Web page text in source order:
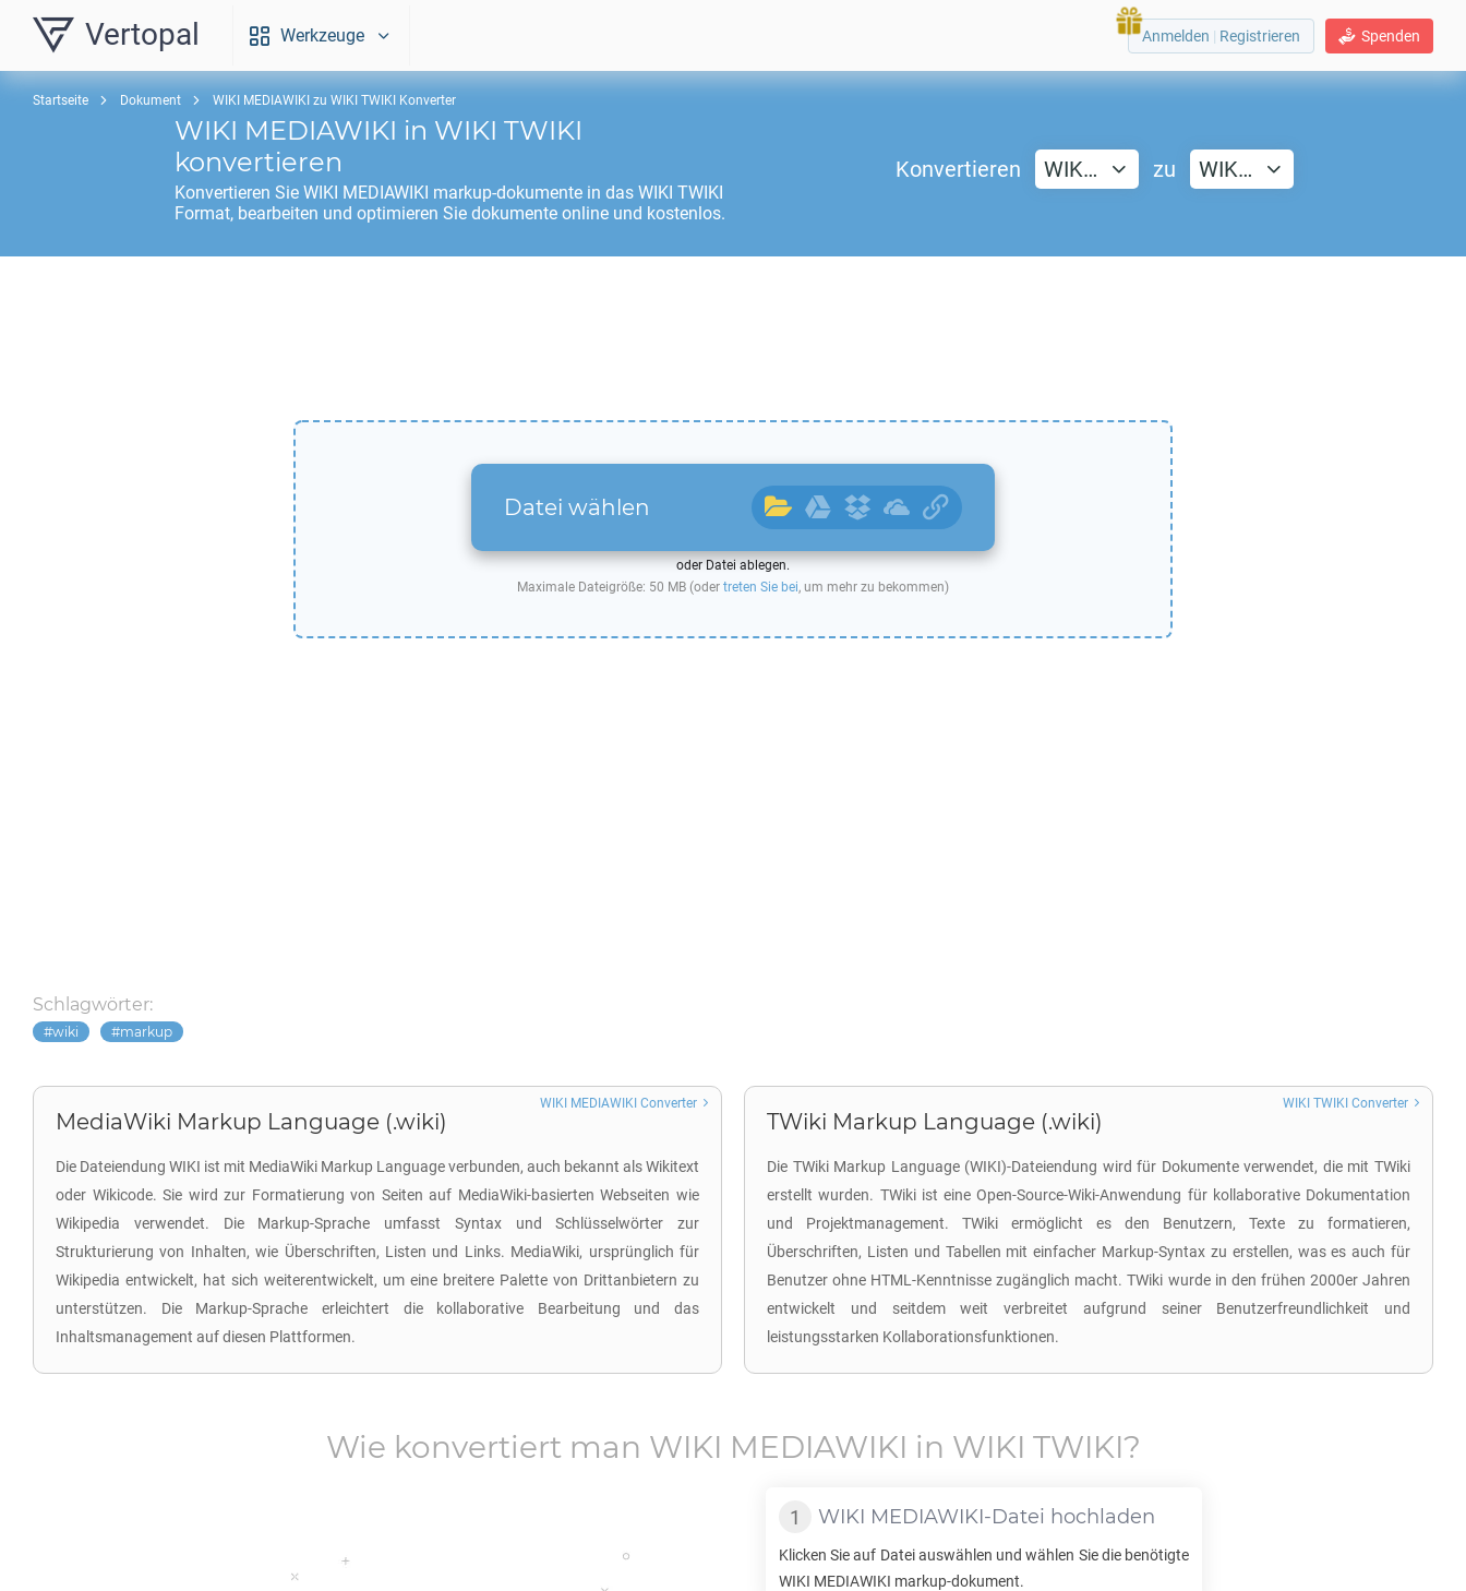
Vertopal Werkzeuge Spenden
Anmelden | Registrieren
Startseite Dokument WIKI MEDIAWIKI zu WIKI TWIKI Konverter
WIKI MEDIAWIKI in WIKI TWIKI
konvertieren
Konvertieren Sie WIKI MEDIAWIKI markup-dokumente in das WIKI TWIKI
Format, bearbeiten und optimieren Sie dokumente online und kostenlos.
Konvertieren WIK… zu WIK…
Datei wählen
oder Datei ablegen.
Maximale Dateigröße: 50 MB (oder treten Sie bei, um mehr zu bekommen)
Schlagwörter:
wiki markup
MediaWiki Markup Language (.wiki)
Die Dateiendung WIKI ist mit MediaWiki Markup Language verbunden, auch bekannt als Wikitext
oder Wikicode. Sie wird zur Formatierung von Seiten auf MediaWiki-basierten Webseiten wie
Wikipedia verwendet. Die Markup-Sprache umfasst Syntax und Schlüsselwörter zur
Strukturierung von Inhalten, wie Überschriften, Listen und Links. MediaWiki, ursprünglich für
Wikipedia entwickelt, hat sich weiterentwickelt, um eine breitere Palette von Drittanbietern zu
unterstützen. Die Markup-Sprache erleichtert die kollaborative Bearbeitung und das
Inhaltsmanagement auf diesen Plattformen.
WIKI MEDIAWIKI Converter
TWiki Markup Language (.wiki)
Die TWiki Markup Language (WIKI)-Dateiendung wird für Dokumente verwendet, die mit TWiki
erstellt wurden. TWiki ist eine Open-Source-Wiki-Anwendung für kollaborative Dokumentation
und Projektmanagement. TWiki ermöglicht es den Benutzern, Texte zu formatieren,
Überschriften, Listen und Tabellen mit einfacher Markup-Syntax zu erstellen, was es auch für
Benutzer ohne HTML-Kenntnisse zugänglich macht. TWiki wurde in den frühen 2000er Jahren
entwickelt und seitdem weit verbreitet aufgrund seiner Benutzerfreundlichkeit und
leistungsstarken Kollaborationsfunktionen.
WIKI TWIKI Converter
Wie konvertiert man WIKI MEDIAWIKI in WIKI TWIKI?
WIKI MEDIAWIKI-Datei hochladen
Klicken Sie auf Datei auswählen und wählen Sie die benötigte
WIKI MEDIAWIKI markup-dokument.